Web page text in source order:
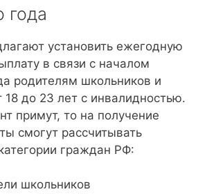
года
установить ежегодную
в связи с началом
родителям школьников и
до 23 лет с инвалидностью.
примут, то на получение
смогут рассчитывать
граждан РФ:
школьников